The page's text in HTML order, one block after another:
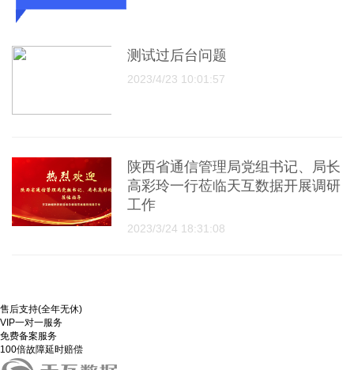
测试过后台问题
2023/4/23 10:01:57
陕西省通信管理局党组书记、局长
高彩玲一行莅临天互数据开展调研
工作
2023/3/24 18:31:08
售后支持(全年无休)
VIP一对一服务
免费备案服务
100倍故障延时赔偿